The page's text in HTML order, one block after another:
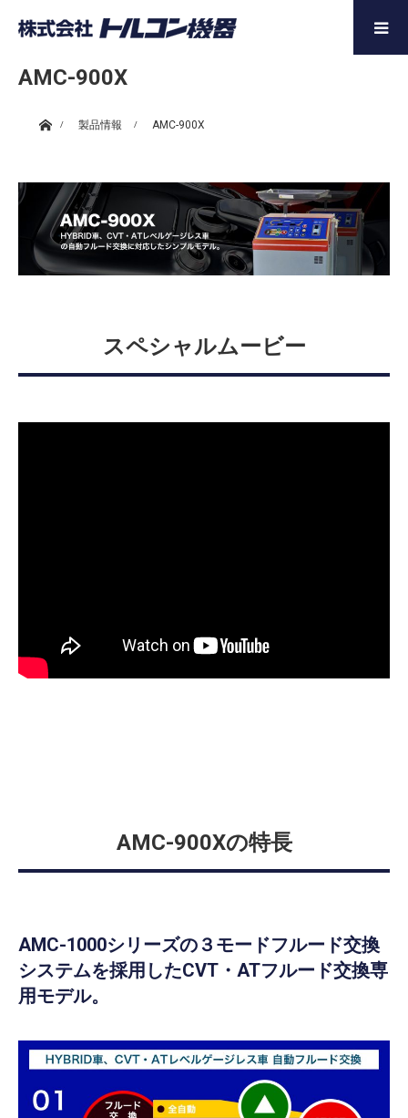
AMC-900X
ホーム製品情報 AMC-900X
スペシャルムービー
AMC-900Xの特長
AMC-1000シリーズの３モードフルード交換
システムを採用したCVT・ATフルード交換専
用モデル。